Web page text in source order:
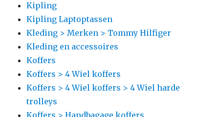
Kipling
Kipling Laptoptassen
Kleding > Merken > Tommy Hilfiger
Kleding en accessoires
Koffers
Koffers > 4 Wiel koffers
Koffers > 4 Wiel koffers > 4 Wiel harde
trolleys